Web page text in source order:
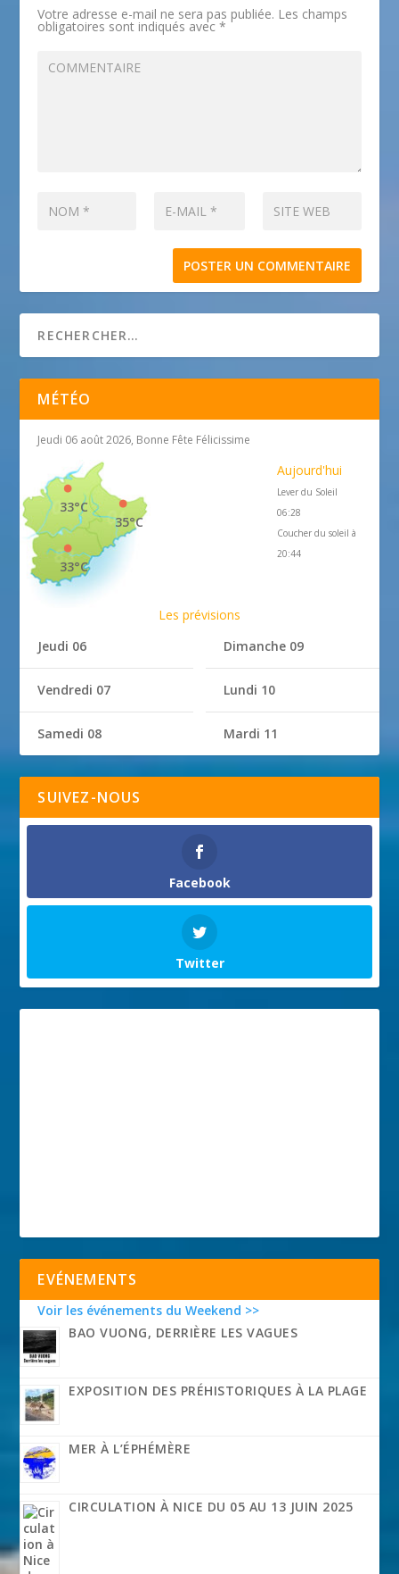
Votre adresse e-mail ne sera pas publiée. Les champs
obligatoires sont indiqués avec*
MÉTÉO
Jeudi 06 août 2026, Bonne Fête Félicissime
35°C
33°C
33°C
Aujourd'hui
Lever du Soleil
06:28
Coucher du soleil à
20:44
Les prévisions
Jeudi 06
Vendredi 07
Samedi 08
Dimanche 09
Lundi 10
Mardi 11
SUIVEZ-NOUS
Facebook
Twitter
EVÉNEMENTS
Voir les événements du Weekend >>
BAO VUONG, DERRIÈRE LES VAGUES
EXPOSITION DES PRÉHISTORIQUES À LA PLAGE
MER À L’ÉPHÉMÈRE
CIRCULATION À NICE DU 05 AU 13 JUIN 2025